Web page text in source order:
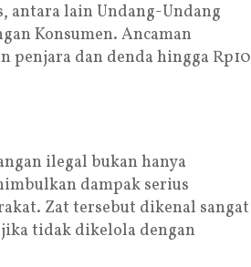
antara lain Undang-Undang
Konsumen. Ancaman
penjara dan denda hingga Rp10
ilegal bukan hanya
dampak serius
Zat tersebut dikenal sangat
tidak dikelola dengan